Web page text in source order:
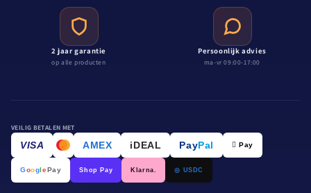
2 jaar garantie
op alle producten
Persoonlijk advies
ma-vr 09:00-17:00
VEILIG BETALEN MET
VISA AMEX iDEAL PayPal  Pay
GooglePay Shop Pay Klarna. ◎ USDC